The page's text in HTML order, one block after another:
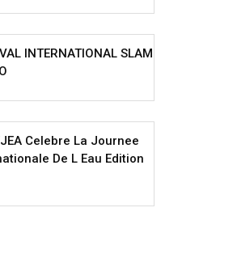
INTERNATIONAL SLAM
Celebre La Journee
De L Eau Edition